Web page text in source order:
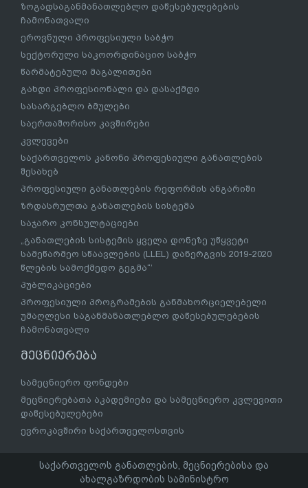
ზოგადსაგანმანათლებლო დაწესებულებების
ჩამონათვალი
ეროვნული პროფესიული საბჭო
სექტორული საკოორდინაციო საბჭო
წარმატებული მაგალითები
გახდი პროფესიონალი და დასაქმდი
სასარგებლო ბმულები
საერთაშორისო კავშირები
კვლევები
საქართველოს კანონი პროფესიული განათლების
შესახებ
პროფესიული განათლების რეფორმის ანგარიში
ზრდასრულთა განათლების სისტემა
საჯარო კონსულტაციები
„განათლების სისტემის ყველა დონეზე უწყვეტი
სამეწარმეო სწაავლების (LLEL) დანერგვის 2019-2020
წლების სამოქმედო გეგმა“’
პუბლიკაციები
პროფესიული პროგრამების განმახორციელებელი
უმაღლესი საგანმანათლებლო დაწესებულებების
ჩამონათვალი
მეცნიერება
სამეცნიერო ფონდები
მეცნიერებათა აკადემიები და სამეცნიერო კვლევითი
დაწესებულებები
ევროკავშირი საქართველოსთვის
საქართველოს განათლების, მეცნიერებისა და
ახალგაზრდობის სამინისტრო